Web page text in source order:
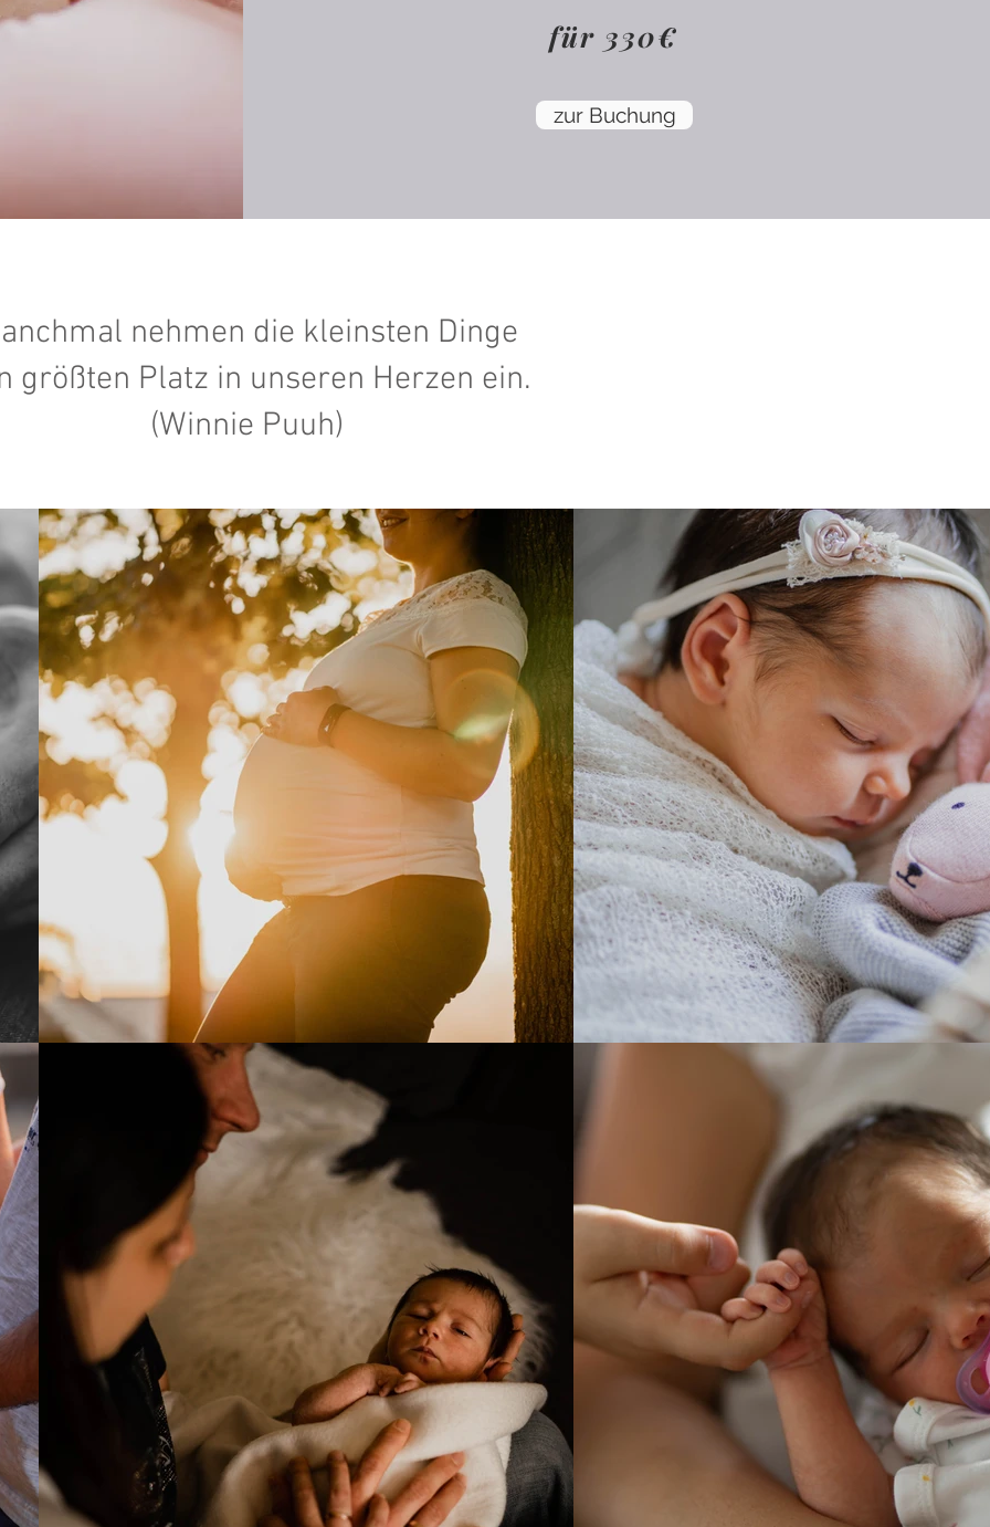
für 330€
zur Buchung
nehmen die kleinsten Dinge
größten Platz in unseren Herzen ein.
(Winnie Puuh)